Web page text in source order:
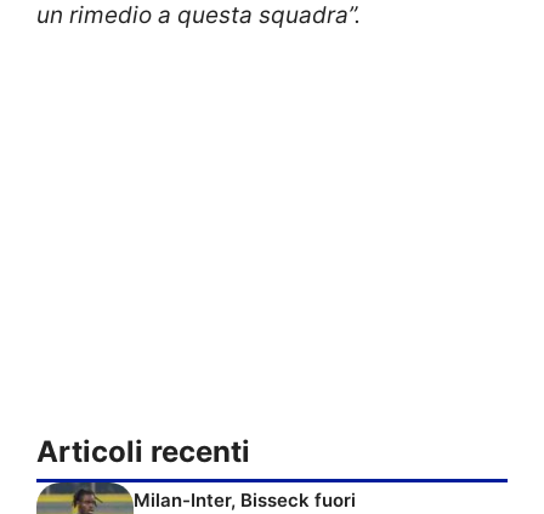
un rimedio a questa squadra”.
Articoli recenti
Milan-Inter, Bisseck fuori